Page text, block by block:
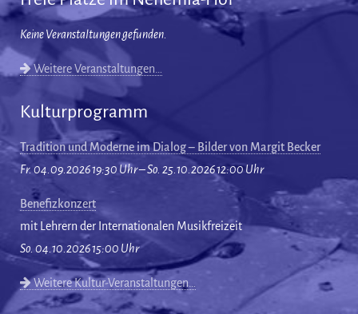
Keine Veranstaltungen gefunden.
Weitere Veranstaltungen…
Kulturprogramm
Tradition und Moderne im Dialog – Bilder von Margit Becker
Fr. 04.09.2026 19:30 Uhr – So. 25.10.2026 12:00 Uhr
Benefizkonzert
mit Lehrern der Internationalen Musikfreizeit
So. 04.10.2026 15:00 Uhr
Weitere Kultur-Veranstaltungen…